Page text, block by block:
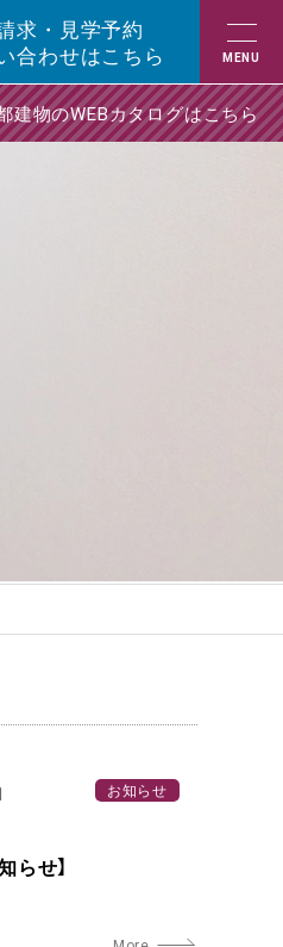
求・見学予約
合わせはこちら
建物のWEBカタログはこちら
お知らせ
らせ】